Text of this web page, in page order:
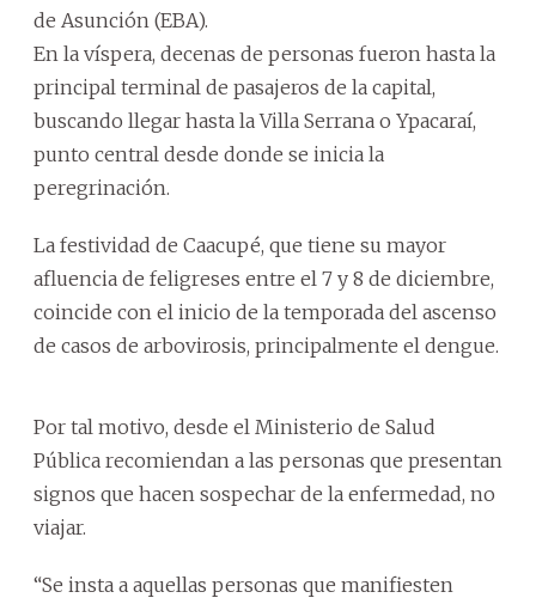
de Asunción (EBA).
En la víspera, decenas de personas fueron hasta la
principal terminal de pasajeros de la capital,
buscando llegar hasta la Villa Serrana o Ypacaraí,
punto central desde donde se inicia la
peregrinación.
La festividad de Caacupé, que tiene su mayor
afluencia de feligreses entre el 7 y 8 de diciembre,
coincide con el inicio de la temporada del ascenso
de casos de arbovirosis, principalmente el dengue.
Por tal motivo, desde el Ministerio de Salud
Pública recomiendan a las personas que presentan
signos que hacen sospechar de la enfermedad, no
viajar.
“Se insta a aquellas personas que manifiesten